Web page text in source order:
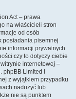
Act – prawa
na właścicieli stron
od osób
posiadania pisemnej
informacji prywatnych
czy to dotyczy ciebie
internetowej –
phpBB Limited i
z wyjątkiem przypadku
nadużyć lub
nie są punktem